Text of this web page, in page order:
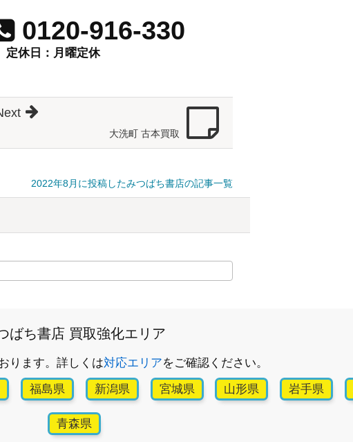
0120-916-330
定休日：月曜定休
大洗町 古本買取
2022年8月に投稿したみつばち書店の記事一覧
ばち書店 買取強化エリア
ります。詳しくは対応エリアをご確認ください。
福島県 新潟県 宮城県 山形県 岩手県
青森県